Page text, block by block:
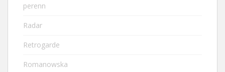
perenn
Radar
Retrogarde
Romanowska